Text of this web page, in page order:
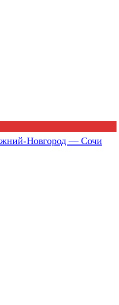
Новгород — Сочи